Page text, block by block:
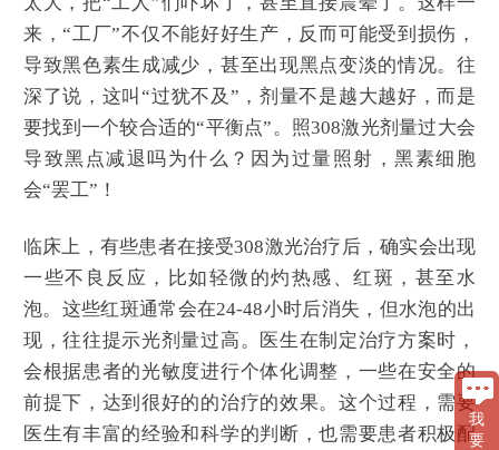
来，“工厂”不仅不能好好生产，反而可能受到损伤，
导致黑色素生成减少，甚至出现黑点变淡的情况。往
深了说，这叫“过犹不及”，剂量不是越大越好，而是
要找到一个较合适的“平衡点”。照308激光剂量过大会
导致黑点减退吗为什么？因为过量照射，黑素细胞
会“罢工”！
临床上，有些患者在接受308激光治疗后，确实会出现
一些不良反应，比如轻微的灼热感、红斑，甚至水
泡。这些红斑通常会在24-48小时后消失，但水泡的出
现，往往提示光剂量过高。医生在制定治疗方案时，
会根据患者的光敏度进行个体化调整，一些在安全的
前提下，达到很好的的治疗的效果。这个过程，需要
医生有丰富的经验和科学的判断，也需要患者积极配
我
要